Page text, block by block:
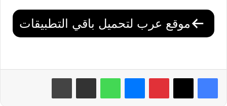
موقع عرب لتحميل باقي التطبيقات
بينتيريست واتساب